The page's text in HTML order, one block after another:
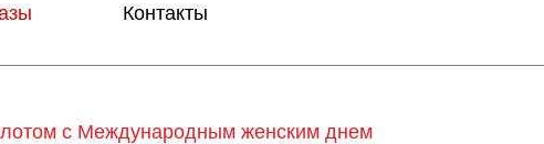
Контакты
с Международным женским днем